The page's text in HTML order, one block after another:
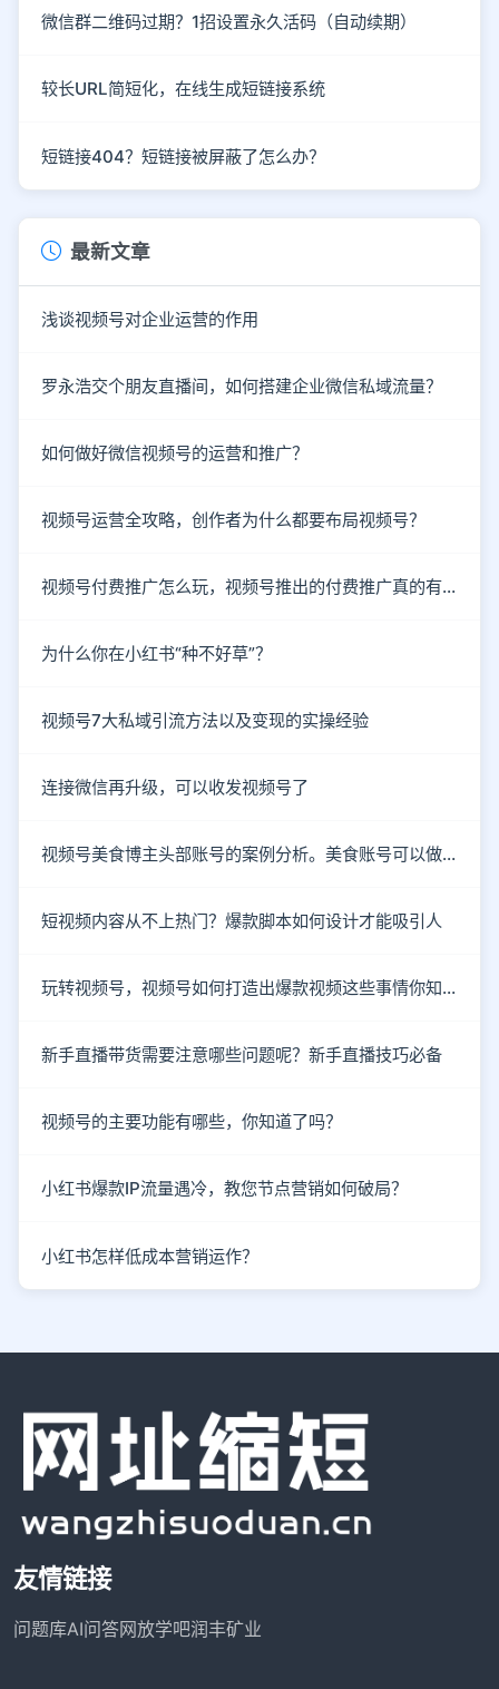
微信群二维码过期？1招设置永久活码（自动续期）
较长URL简短化，在线生成短链接系统
短链接404？短链接被屏蔽了怎么办？
最新文章
浅谈视频号对企业运营的作用
罗永浩交个朋友直播间，如何搭建企业微信私域流量？
如何做好微信视频号的运营和推广？
视频号运营全攻略，创作者为什么都要布局视频号？
视频号付费推广怎么玩，视频号推出的付费推广真的有效吗？
为什么你在小红书“种不好草”？
视频号7大私域引流方法以及变现的实操经验
连接微信再升级，可以收发视频号了
视频号美食博主头部账号的案例分析。美食账号可以做哪些类型的内容？
短视频内容从不上热门？爆款脚本如何设计才能吸引人
玩转视频号，视频号如何打造出爆款视频这些事情你知道了吗？
新手直播带货需要注意哪些问题呢？新手直播技巧必备
视频号的主要功能有哪些，你知道了吗？
小红书爆款IP流量遇冷，教您节点营销如何破局？
小红书怎样低成本营销运作？
友情链接
问题库AI问答网放学吧润丰矿业